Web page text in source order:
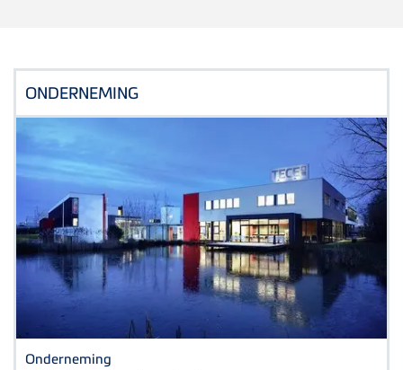
ONDERNEMING
Onderneming